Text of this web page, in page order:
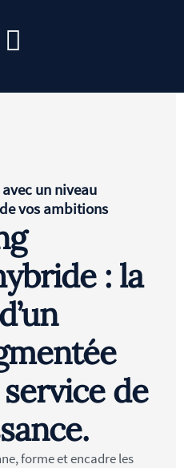
un niveau
vos ambitions
: la
service de
forme et encadre les